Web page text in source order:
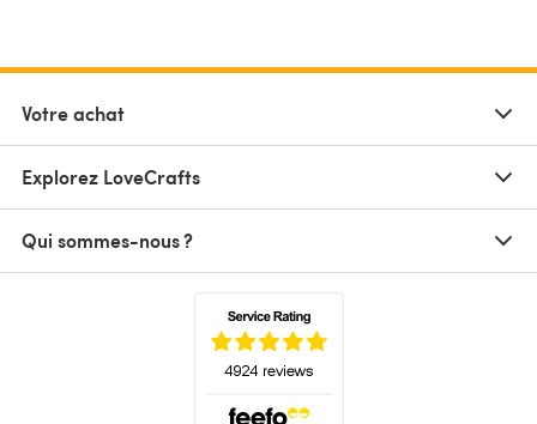
Votre achat
Explorez LoveCrafts
Qui sommes-nous ?